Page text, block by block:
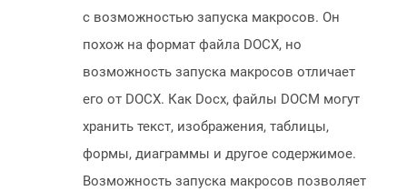
с возможностью запуска макросов. Он
похож на формат файла DOCX, но
возможность запуска макросов отличает
его от DOCX. Как Docx, файлы DOCM могут
хранить текст, изображения, таблицы,
формы, диаграммы и другое содержимое.
Возможность запуска макросов позволяет